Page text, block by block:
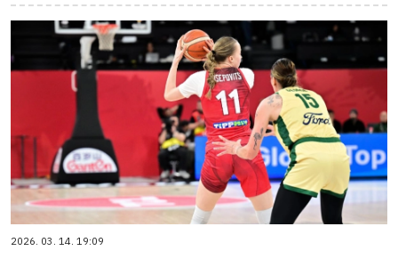
2026. 03. 14. 19:09